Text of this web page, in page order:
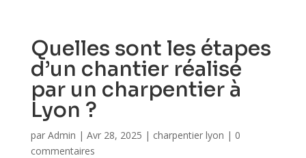
Quelles sont les étapes
d’un chantier réalisé
par un charpentier à
Lyon ?
par Admin | Avr 28, 2025 | charpentier lyon | 0
commentaires